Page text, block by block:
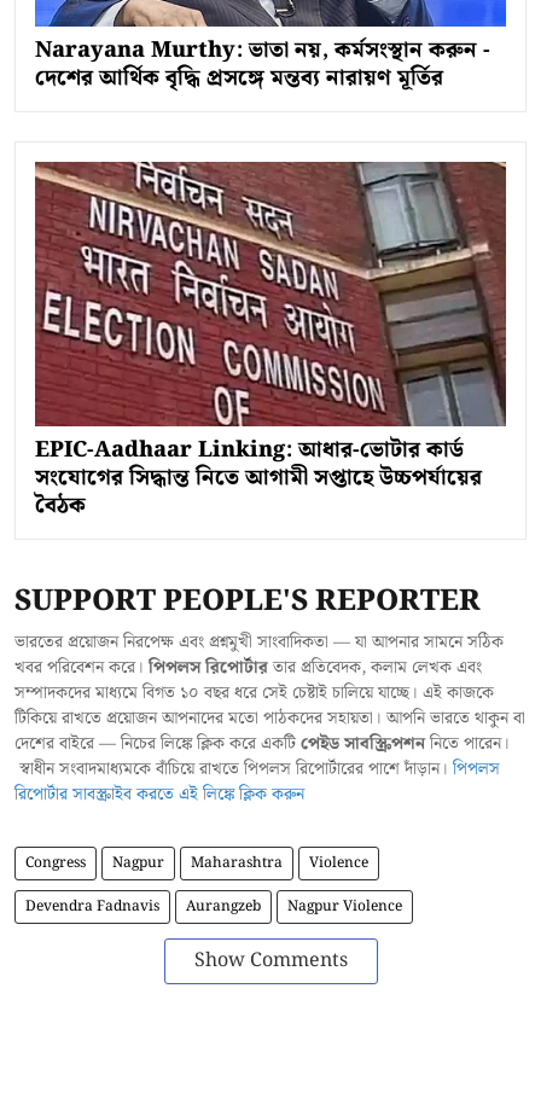
Narayana Murthy: ভাতা নয়, কর্মসংস্থান করুন -
দেশের আর্থিক বৃদ্ধি প্রসঙ্গে মন্তব্য নারায়ণ মূর্তির
EPIC-Aadhaar Linking: আধার-ভোটার কার্ড
সংযোগের সিদ্ধান্ত নিতে আগামী সপ্তাহে উচ্চপর্যায়ের
বৈঠক
SUPPORT PEOPLE'S REPORTER
ভারতের প্রয়োজন নিরপেক্ষ এবং প্রশ্নমুখী সাংবাদিকতা — যা আপনার সামনে সঠিক
খবর পরিবেশন করে।পিপলস রিপোর্টারতার প্রতিবেদক, কলাম লেখক এবং
সম্পাদকদের মাধ্যমে বিগত ১০ বছর ধরে সেই চেষ্টাই চালিয়ে যাচ্ছে। এই কাজকে
টিকিয়ে রাখতে প্রয়োজন আপনাদের মতো পাঠকদের সহায়তা। আপনি ভারতে থাকুন বা
দেশের বাইরে — নিচের লিঙ্কে ক্লিক করে একটিপেইড সাবস্ক্রিপশননিতে পারেন।
স্বাধীন সংবাদমাধ্যমকে বাঁচিয়ে রাখতে পিপলস রিপোর্টারের পাশে দাঁড়ান।পিপলস
রিপোর্টার সাবস্ক্রাইব করতে এই লিঙ্কে ক্লিক করুন
Congress Nagpur Maharashtra
Violence
Devendra Fadnavis
Aurangzeb Nagpur Violence
Show Comments